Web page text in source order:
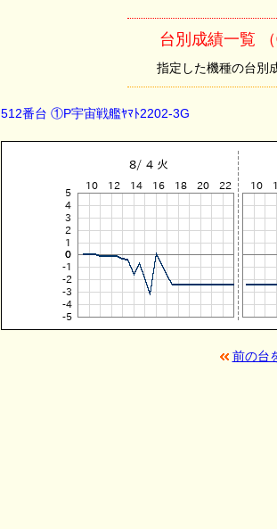
台別成績一覧
指定した機種の台別
512番台 ①P宇宙戦艦ﾔﾏﾄ2202-3G
前の台